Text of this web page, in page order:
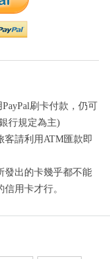
刷卡付款，仍可
行規定為主)
客請利用ATM匯款即
發出的卡幾乎都不能
用卡才行。